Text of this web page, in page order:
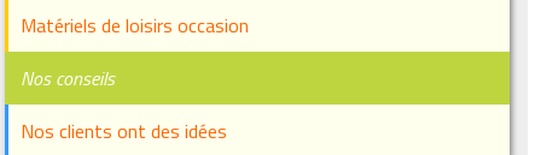
Matériels de loisirs occasion
Nos conseils
Nos clients ont des idées